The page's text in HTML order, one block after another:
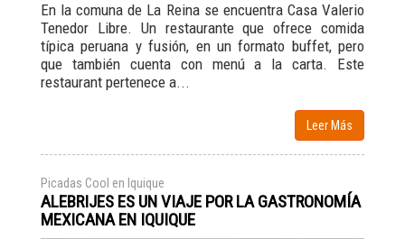
En la comuna de La Reina se encuentra Casa Valerio
Tenedor Libre. Un restaurante que ofrece comida
típica peruana y fusión, en un formato buffet, pero
que también cuenta con menú a la carta. Este
restaurant pertenece a...
Leer Más
Picadas Cool en Iquique
ALEBRIJES ES UN VIAJE POR LA GASTRONOMÍA
MEXICANA EN IQUIQUE